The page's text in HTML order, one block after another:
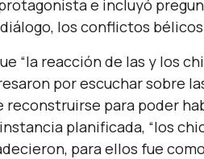
e incluyó
los conflictos
“la reacción de las y los
por escuchar sobre
para poder
planificada, “los
para ellos fue